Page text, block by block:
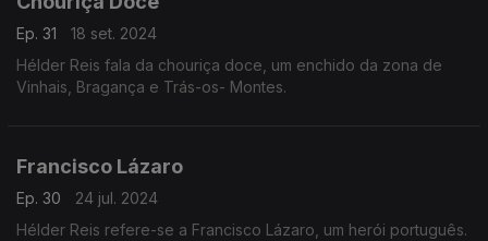
Ep. 31
18 set. 2024
Hélder Reis fala da chouriça doce, um enchido da zona de
Vinhais, Bragança e Trás-os- Montes.
Francisco Lázaro
Ep. 30
24 jul. 2024
Hélder Reis refere-se a Francisco Lázaro, um herói português.